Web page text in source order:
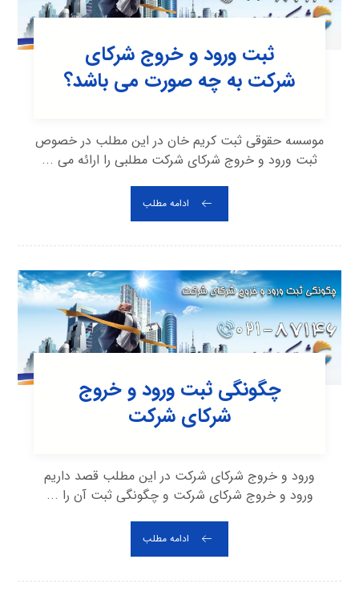
ثبت ورود و خروج شرکای
شرکت به چه صورت می باشد؟
موسسه حقوقی ثبت کریم خان در این مطلب در خصوص
ثبت ورود و خروج شرکای شرکت مطلبی را ارائه می ...
ادامه مطلب
چگونگی ثبت ورود و خروج
شرکای شرکت
ورود و خروج شرکای شرکت در این مطلب قصد داریم
ورود و خروج شرکای شرکت و چگونگی ثبت آن را ...
ادامه مطلب